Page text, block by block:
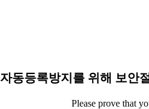
자동등록방지를 위해 보안
Please prove that